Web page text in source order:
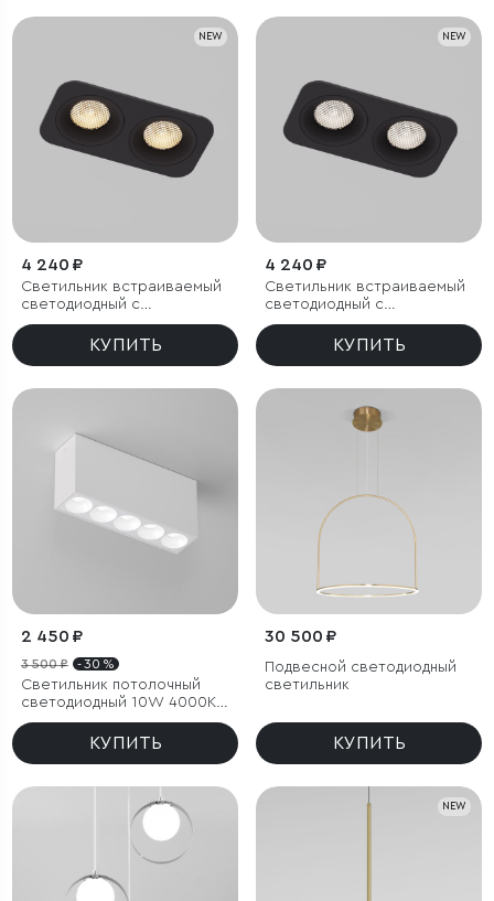
NEW
4 240 ₽
Светильник встраиваемый
светодиодный с
антибликовой решеткой
Tetro 20W 3000K черный
КУПИТЬ
NEW
4 240 ₽
Светильник встраиваемый
светодиодный с
антибликовой решеткой
Tetro 20W 4000K черный
КУПИТЬ
2 450 ₽
3 500 ₽ - 30 %
Светильник потолочный
светодиодный 10W 4000K
белый Block
КУПИТЬ
30 500 ₽
Подвесной светодиодный
светильник
КУПИТЬ
NEW